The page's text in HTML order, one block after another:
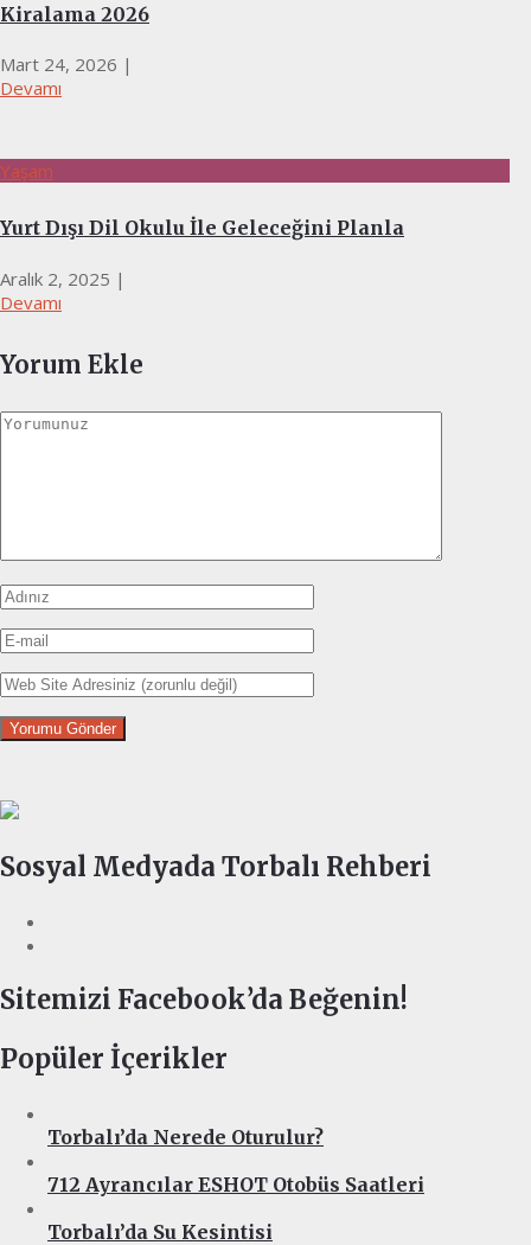
Kiralama 2026
Mart 24, 2026 |
Devamı
Yaşam
Yurt Dışı Dil Okulu İle Geleceğini Planla
Aralık 2, 2025 |
Devamı
Yorum Ekle
Sosyal Medyada Torbalı Rehberi
Sitemizi Facebook’da Beğenin!
Popüler İçerikler
Torbalı’da Nerede Oturulur?
712 Ayrancılar ESHOT Otobüs Saatleri
Torbalı’da Su Kesintisi